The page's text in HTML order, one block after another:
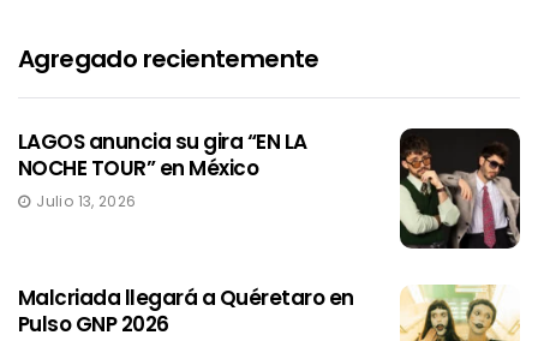
Agregado recientemente
LAGOS anuncia su gira “EN LA
NOCHE TOUR” en México
Julio 13, 2026
Malcriada llegará a Quéretaro en
Pulso GNP 2026